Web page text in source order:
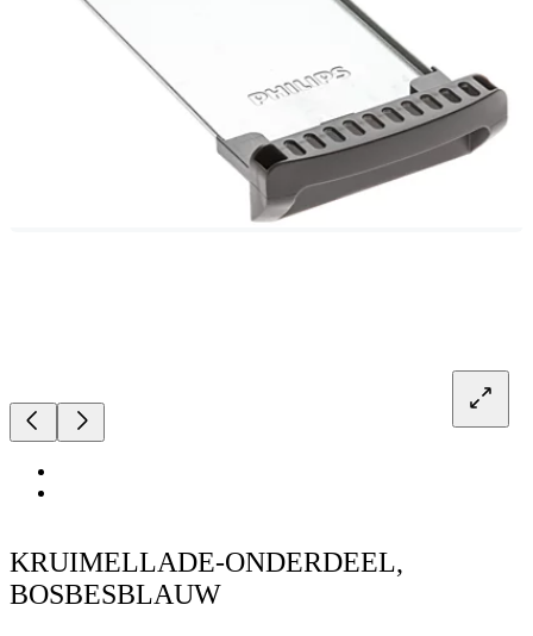
KRUIMELLADE-ONDERDEEL,
BOSBESBLAUW